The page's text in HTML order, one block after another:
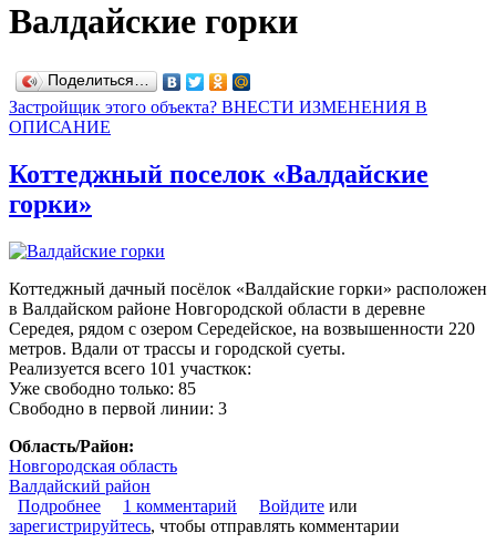
Валдайские горки
Поделиться…
Застройщик этого объекта? ВНЕСТИ ИЗМЕНЕНИЯ В
ОПИСАНИЕ
Коттеджный поселок «Валдайские
горки»
Коттеджный дачный посёлок «Валдайские горки» расположен
в Валдайском районе Новгородской области в деревне
Середея, рядом с озером Середейское, на возвышенности 220
метров. Вдали от трассы и городской суеты.
Реализуется всего 101 участкок:
Уже свободно только: 85
Свободно в первой линии: 3
Область/Район:
Новгородская область
Валдайский район
Подробнее о Коттеджный поселок «Валдайские горки»
1 комментарий Войдите или
зарегистрируйтесь, чтобы отправлять комментарии